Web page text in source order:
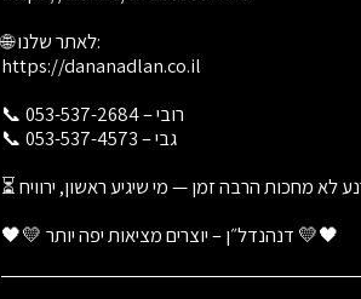
🌐 לאתר שלנו:
https://dananadlan.co.il
📞 רובי – 053-537-2684
📞 גבי – 053-537-4573
⏳ דירות כאלה בברנע לא מחכות הרבה זמן — מי שיגיע ראשון, ירוויח.
🖤💛 דנהנדל״ן – יוצרים מציאות יפה יותר 💛🖤